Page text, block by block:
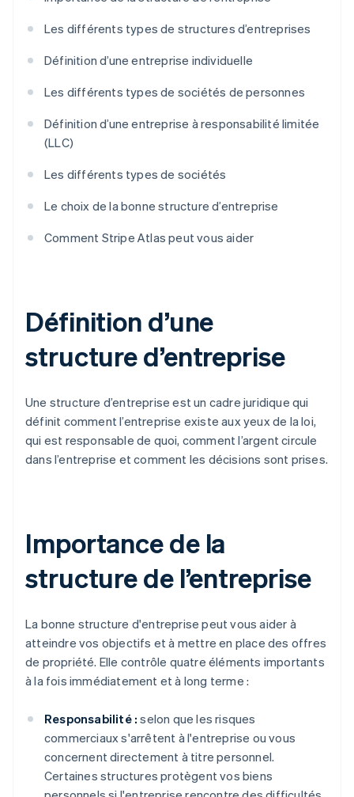
Les différents types de structures d’entreprises
Définition d’une entreprise individuelle
Les différents types de sociétés de personnes
Définition d’une entreprise à responsabilité limitée
(LLC)
Les différents types de sociétés
Le choix de la bonne structure d’entreprise
Comment Stripe Atlas peut vous aider
Définition d’une
structure d’entreprise
Une structure d’entreprise est un cadre juridique qui
définit comment l’entreprise existe aux yeux de la loi,
qui est responsable de quoi, comment l’argent circule
dans l’entreprise et comment les décisions sont prises.
Importance de la
structure de l’entreprise
La bonne structure d'entreprise peut vous aider à
atteindre vos objectifs et à mettre en place des offres
de propriété. Elle contrôle quatre éléments importants
à la fois immédiatement et à long terme :
Responsabilité : selon que les risques
commerciaux s'arrêtent à l'entreprise ou vous
concernent directement à titre personnel.
Certaines structures protègent vos biens